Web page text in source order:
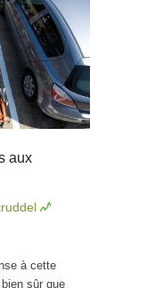
aux
à cette
sûr que